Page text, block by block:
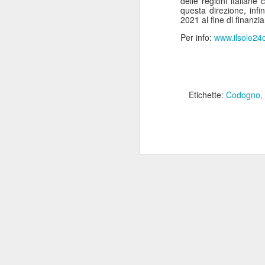
questa direzione,
2021­ al fine di
Per info:
Etichette: Codogno